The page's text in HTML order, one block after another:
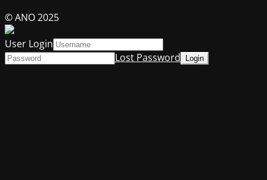
© ANO 2025
User Login
Lost Password